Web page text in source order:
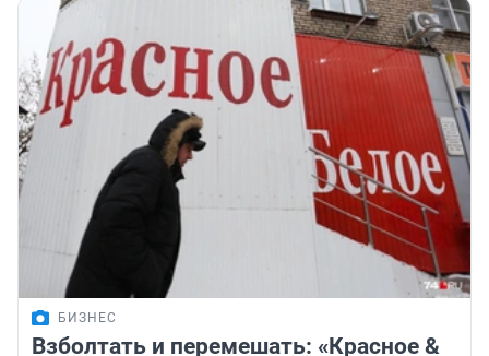
БИЗНЕС
Взболтать и перемешать: «Красное &